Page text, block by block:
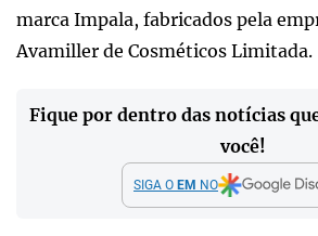
marca Impala, fabricados pela
Avamiller de Cosméticos Limitada.
Fique por dentro das notícias
você!
SIGA O EM NO